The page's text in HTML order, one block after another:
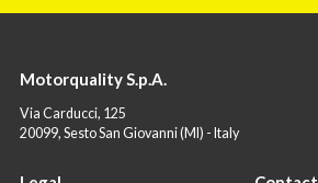
Motorquality S.p.A.
Via Carducci, 125
20099, Sesto San Giovanni (MI) - Italy